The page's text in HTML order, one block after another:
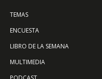
TEMAS
ENCUESTA
LIBRO DE LA SEMANA
MULTIMEDIA